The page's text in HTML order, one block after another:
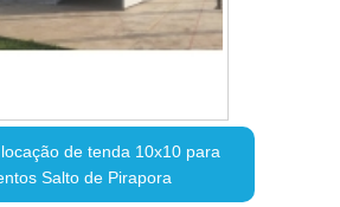
de tenda 10x10 para
Salto de Pirapora